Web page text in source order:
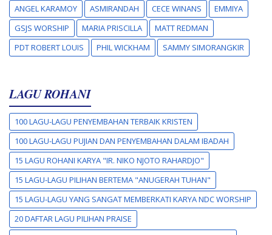
ANGEL KARAMOY
ASMIRANDAH CECE WINANS
EMMIYA
GSJS WORSHIP
MARIA PRISCILLA
MATT REDMAN
PDT ROBERT LOUIS
PHIL WICKHAM SAMMY SIMORANGKIR
LAGU ROHANI
100 LAGU-LAGU PENYEMBAHAN TERBAIK KRISTEN
100 LAGU-LAGU PUJIAN DAN PENYEMBAHAN DALAM IBADAH
15 LAGU ROHANI KARYA "IR. NIKO NJOTO RAHARDJO"
15 LAGU-LAGU PILIHAN BERTEMA "ANUGERAH TUHAN"
15 LAGU-LAGU YANG SANGAT MEMBERKATI KARYA NDC WORSHIP
20 DAFTAR LAGU PILIHAN PRAISE